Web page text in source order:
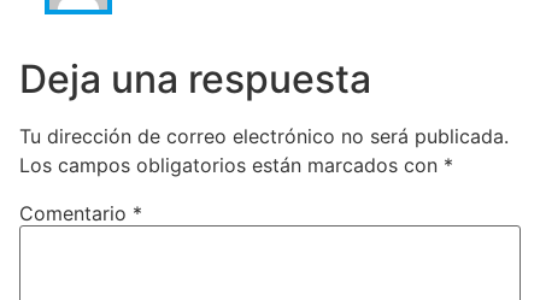
Deja una respuesta
Tu dirección de correo electrónico no será publicada.
Los campos obligatorios están marcados con *
Comentario *